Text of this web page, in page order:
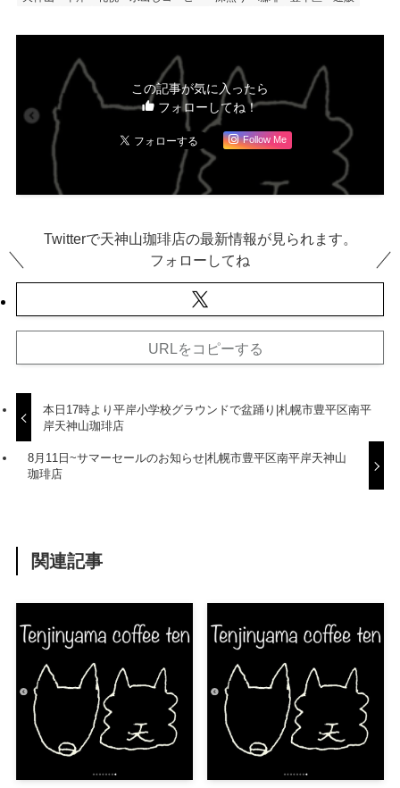
この記事が気に入ったら
フォローしてね！
Follow Me
Twitterで天神山珈琲店の最新情報が見られます。
フォローしてね
URLをコピーする
本日17時より平岸小学校グラウンドで盆踊り|札幌市豊平区南平
岸天神山珈琲店
8月11日~サマーセールのお知らせ|札幌市豊平区南平岸天神山
珈琲店
関連記事